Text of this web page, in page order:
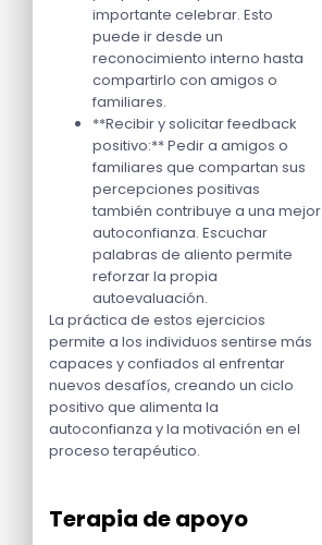
importante celebrar. Esto
puede ir desde un
reconocimiento interno hasta
compartirlo con amigos o
familiares.
**Recibir y solicitar feedback
positivo:** Pedir a amigos o
familiares que compartan sus
percepciones positivas
también contribuye a una mejor
autoconfianza. Escuchar
palabras de aliento permite
reforzar la propia
autoevaluación.
La práctica de estos ejercicios
permite a los individuos sentirse más
capaces y confiados al enfrentar
nuevos desafíos, creando un ciclo
positivo que alimenta la
autoconfianza y la motivación en el
proceso terapéutico.
Terapia de apoyo